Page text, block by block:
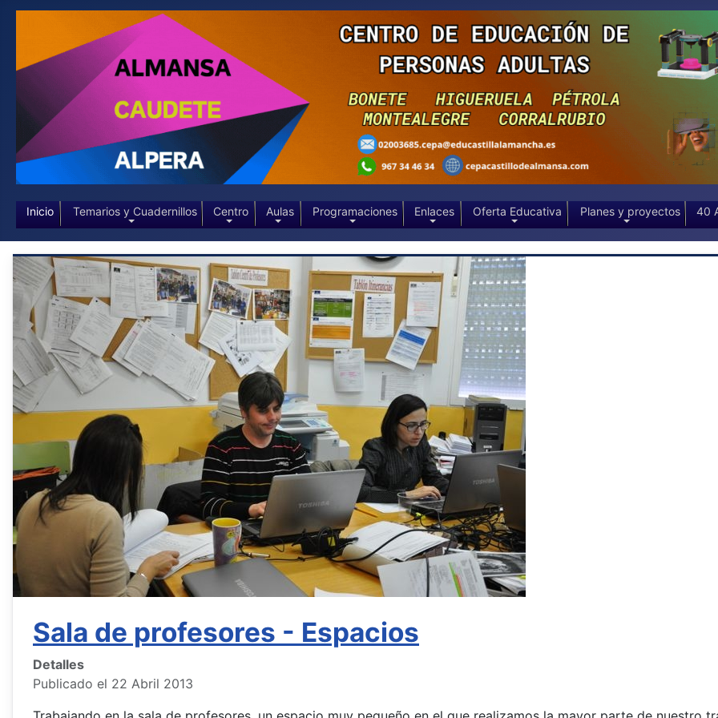
Inicio Temarios y Cuadernillos Centro Aulas Programaciones Enlaces Oferta Educativa Planes y proyectos 40
Sala de profesores - Espacios
Detalles
Publicado el 22 Abril 2013